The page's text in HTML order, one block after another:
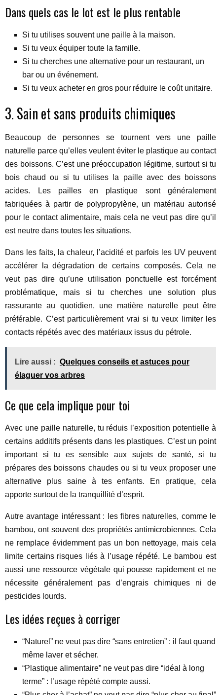
Dans quels cas le lot est le plus rentable
Si tu utilises souvent une paille à la maison.
Si tu veux équiper toute la famille.
Si tu cherches une alternative pour un restaurant, un
bar ou un événement.
Si tu veux acheter en gros pour réduire le coût unitaire.
3. Sain et sans produits chimiques
Beaucoup de personnes se tournent vers une paille
naturelle parce qu’elles veulent éviter le plastique au contact
des boissons. C’est une préoccupation légitime, surtout si tu
bois chaud ou si tu utilises la paille avec des boissons
acides. Les pailles en plastique sont généralement
fabriquées à partir de polypropylène, un matériau autorisé
pour le contact alimentaire, mais cela ne veut pas dire qu’il
est neutre dans toutes les situations.
Dans les faits, la chaleur, l’acidité et parfois les UV peuvent
accélérer la dégradation de certains composés. Cela ne
veut pas dire qu’une utilisation ponctuelle est forcément
problématique, mais si tu cherches une solution plus
rassurante au quotidien, une matière naturelle peut être
préférable. C’est particulièrement vrai si tu veux limiter les
contacts répétés avec des matériaux issus du pétrole.
Lire aussi : Quelques conseils et astuces pour
élaguer vos arbres
Ce que cela implique pour toi
Avec une paille naturelle, tu réduis l’exposition potentielle à
certains additifs présents dans les plastiques. C’est un point
important si tu es sensible aux sujets de santé, si tu
prépares des boissons chaudes ou si tu veux proposer une
alternative plus saine à tes enfants. En pratique, cela
apporte surtout de la tranquillité d’esprit.
Autre avantage intéressant : les fibres naturelles, comme le
bambou, ont souvent des propriétés antimicrobiennes. Cela
ne remplace évidemment pas un bon nettoyage, mais cela
limite certains risques liés à l’usage répété. Le bambou est
aussi une ressource végétale qui pousse rapidement et ne
nécessite généralement pas d’engrais chimiques ni de
pesticides lourds.
Les idées reçues à corriger
“Naturel” ne veut pas dire “sans entretien” : il faut quand
même laver et sécher.
“Plastique alimentaire” ne veut pas dire “idéal à long
terme” : l’usage répété compte aussi.